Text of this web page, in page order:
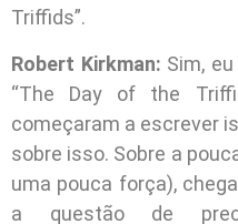
Triffids”.
Robert Kirkman: Sim,
“The Day of the
começaram a escrever
sobre isso. Sobre a
uma pouca força),
a questão de